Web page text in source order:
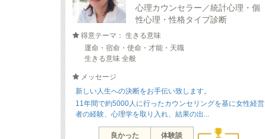
心理カウンセラー／統計心理・個
性心理・性格タイプ診断
得意テーマ： 生きる意味
運命・宿命・使命・才能・天職
生きる意味 全般
メッセージ
新しい人生への決断をお手伝い致します。
11年間で約5000人に行ったカウンセリングを基に女性経営
者の経験、心理学を取り入れ、結果の出...
良かった 体験談